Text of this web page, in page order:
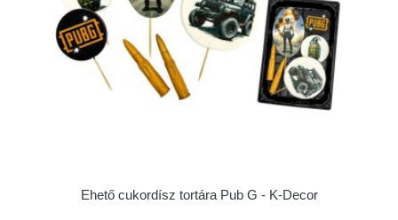
Ehető cukordísz tortára Pub G - K-Decor